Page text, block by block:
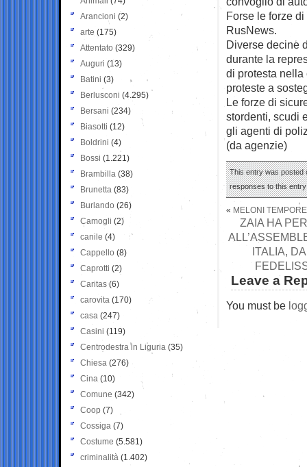
Forse le forze
RusNews.
Diverse decine
durante la
di protesta nella
proteste a
Le forze di
stordenti, scudi
gli agenti di
(da agenzie)
This entry was posted
responses to this
« MELONI
ZAIA HA
ITALIA,
Leave a
You must be
Arancioni (2)
arte (175)
Attentato (329)
Auguri (13)
Batini (3)
Berlusconi (4.295)
Bersani (234)
Biasotti (12)
Boldrini (4)
Bossi (1.221)
Brambilla (38)
Brunetta (83)
Burlando (26)
Camogli (2)
canile (4)
Cappello (8)
Caprotti (2)
Caritas (6)
carovita (170)
casa (247)
Casini (119)
Centrodestra in Liguria (35)
Chiesa (276)
Cina (10)
Comune (342)
Coop (7)
Cossiga (7)
Costume (5.581)
criminalità (1.402)